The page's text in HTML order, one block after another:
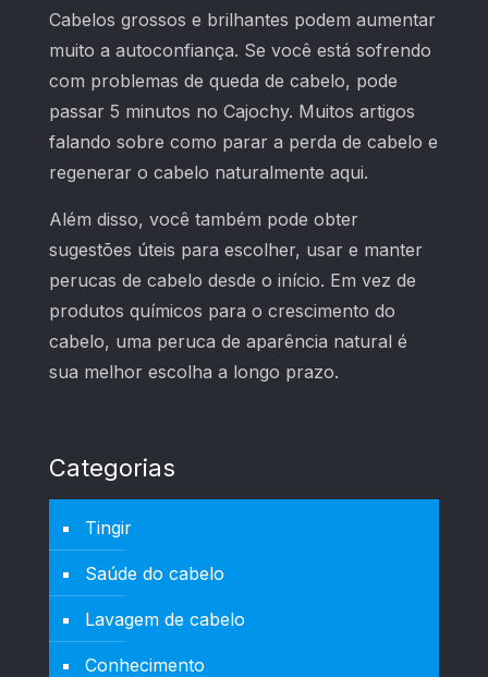
Cabelos grossos e brilhantes podem aumentar
muito a autoconfiança. Se você está sofrendo
com problemas de queda de cabelo, pode
passar 5 minutos no Cajochy. Muitos artigos
falando sobre como parar a perda de cabelo e
regenerar o cabelo naturalmente aqui.
Além disso, você também pode obter
sugestões úteis para escolher, usar e manter
perucas de cabelo desde o início. Em vez de
produtos químicos para o crescimento do
cabelo, uma peruca de aparência natural é
sua melhor escolha a longo prazo.
Categorias
Tingir
Saúde do cabelo
Lavagem de cabelo
Conhecimento